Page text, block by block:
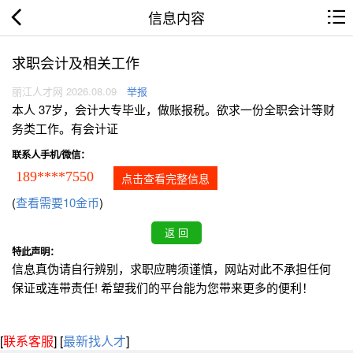
信息内容
求职会计及相关工作
丽江人才网 2026.08.09 举报
本人 37岁，会计大专毕业，做账报税。欲求一份全职会计等财
务类工作。有会计证
联系人手机/微信：
189****7550 点击查看完整信息
(查看需要10金币)
特此声明：
信息真伪请自行辨别，求职应聘须谨慎，网站对此不承担任何
保证或连带责任! 希望我们的平台能为您带来更多的便利！
[联系客服] [最新找人才]